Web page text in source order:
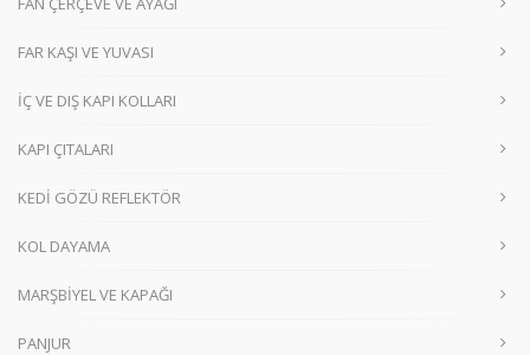
FAR KAŞI VE YUVASI
İÇ VE DIŞ KAPI KOLLARI
KAPI ÇITALARI
KEDİ GÖZÜ REFLEKTÖR
KOL DAYAMA
MARŞBİYEL VE KAPAĞI
PANJUR